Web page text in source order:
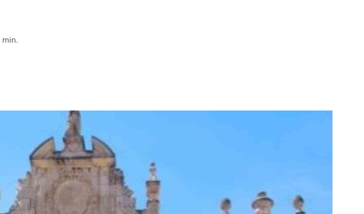
min.